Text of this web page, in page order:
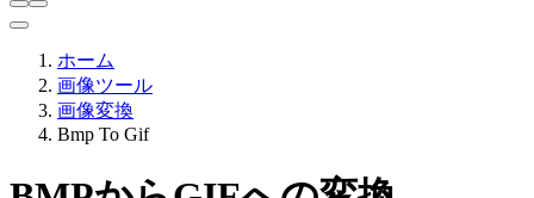
ホーム
画像ツール
画像変換
Bmp To Gif